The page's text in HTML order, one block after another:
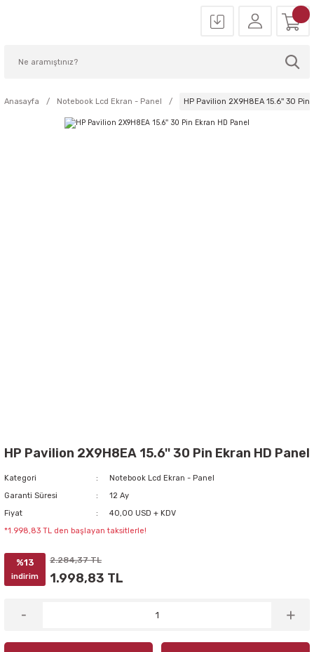
Anasayfa Notebook Lcd Ekran - Panel HP Pavilion 2X9H8EA 15.6'' 30 Pin
HP Pavilion 2X9H8EA 15.6'' 30 Pin Ekran HD Panel
Kategori
Notebook Lcd Ekran - Panel
Garanti Süresi
12 Ay
Fiyat
40,00 USD + KDV
*1.998,83 TL den başlayan taksitlerle!
%13
indirim
2.284,37 TL
1.998,83 TL